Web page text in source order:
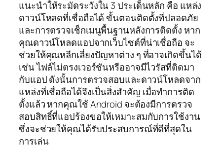
แนะนำให้ระมัดระวังใน 3 ประเด็นหลัก คือ แหล่ง
ดาวน์โหลดที่เชื่อถือได้ ขั้นตอนติดตั้งที่ปลอดภัย
และการตรวจเช็กเมนูพื้นฐานหลังการติดตั้ง หาก
คุณดาวน์โหลดแอปจากเว็บไซต์ที่น่าเชื่อถือ จะ
ช่วยให้คุณหลีกเลี่ยงปัญหาต่าง ๆ ที่อาจเกิดขึ้นได้
เช่น ไฟล์ไม่ตรงเวอร์ชันหรืออาจมีไวรัสที่ติดมา
กับแอป ดังนั้นการตรวจสอบและดาวน์โหลดจาก
แหล่งที่เชื่อถือได้จึงเป็นสิ่งสำคัญ เมื่อทำการติด
ตั้งแล้ว หากคุณใช้ Android จะต้องมีการตรวจ
สอบสิทธิ์ที่แอปร้องขอให้เหมาะสมกับการใช้งาน
ซึ่งจะช่วยให้คุณได้รับประสบการณ์ที่ดีที่สุดใน
การเล่น